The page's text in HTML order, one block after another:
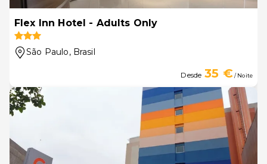
Flex Inn Hotel - Adults Only
São Paulo, Brasil
Desde 35 €/ Noite